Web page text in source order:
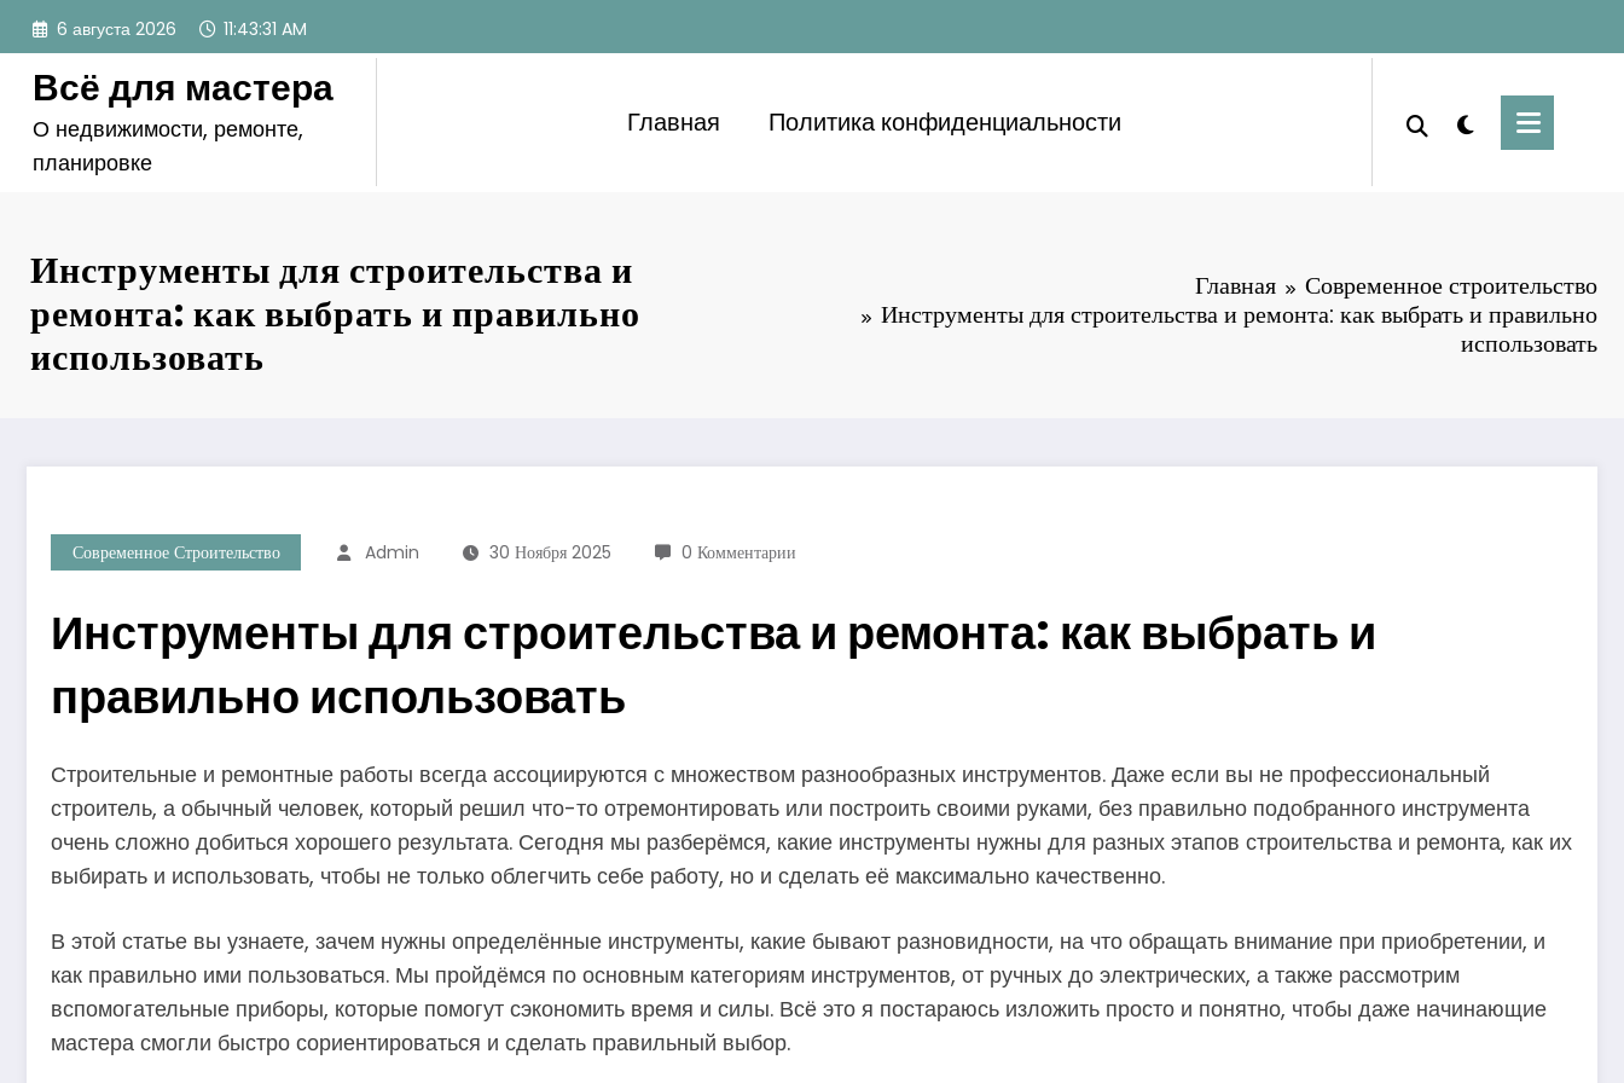
Перейти
содержимому
6 августа 2026 11:43:32 AM
Всё для мастера
О недвижимости, ремонте,
планировке
Главная Политика конфиденциальности
Инструменты для строительства и
ремонта: как выбрать и правильно
использовать
Главная
Современное строительство
Инструменты для строительства и ремонта: как выбрать и правильно
использовать
Современное Строительство Admin 30 Ноября 2025 0 Комментарии
Инструменты для строительства и ремонта: как выбрать и
правильно использовать
Строительные и ремонтные работы всегда ассоциируются с множеством разнообразных инструментов. Даже если вы не профессиональный
строитель, а обычный человек, который решил что-то отремонтировать или построить своими руками, без правильно подобранного инструмента
очень сложно добиться хорошего результата. Сегодня мы разберёмся, какие инструменты нужны для разных этапов строительства и ремонта, как их
выбирать и использовать, чтобы не только облегчить себе работу, но и сделать её максимально качественно.
В этой статье вы узнаете, зачем нужны определённые инструменты, какие бывают разновидности, на что обращать внимание при приобретении, и
как правильно ими пользоваться. Мы пройдёмся по основным категориям инструментов, от ручных до электрических, а также рассмотрим
вспомогательные приборы, которые помогут сэкономить время и силы. Всё это я постараюсь изложить просто и понятно, чтобы даже начинающие
мастера смогли быстро сориентироваться и сделать правильный выбор.